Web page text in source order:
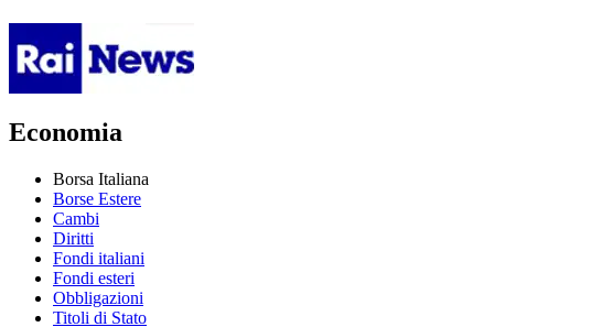
Economia
Borsa Italiana
Borse Estere
Cambi
Diritti
Fondi italiani
Fondi esteri
Obbligazioni
Titoli di Stato